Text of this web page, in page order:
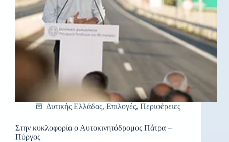
Δυτικής Ελλάδας,Επιλογές,Περιφέρειες
Στην κυκλοφορία ο Αυτοκινητόδρομος Πάτρα –
Πύργος